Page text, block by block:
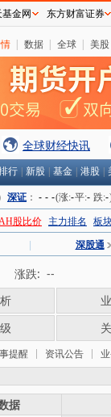
| 数据 | 全球 | 美股
全球财经快讯
行 新股 基金 港股
深证 ： - - -(涨:-平:- 跌:-
股比价 主力排名 板
深股通
涨跌: --
提醒 资讯公告
据
基金网 东方财富证券